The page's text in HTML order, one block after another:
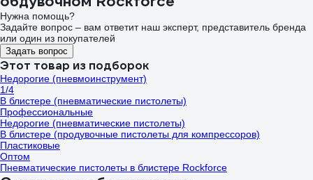
Нужна помощь?
Задайте вопрос – вам ответит наш эксперт, представитель бренда
или один из покупателей
Задать вопрос
Этот товар из подборок
Недорогие (пневмоинструмент)
1/4
В блистере (пневматические пистолеты)
Профессиональные
Недорогие (пневматические пистолеты)
В блистере (продувочные пистолеты для компрессоров)
Пластиковые
Оптом
Пневматические пистолеты в блистере Rockforce